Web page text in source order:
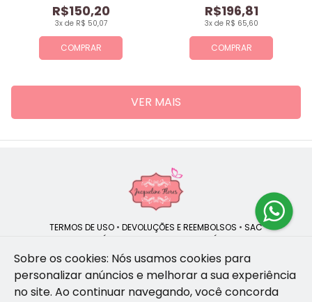
COMPRAR
3x de R$ 50,07
R$150,20
COMPRAR
3x de R$ 65,60
R$196,81
VER MAIS
TERMOS DE USO • DEVOLUÇÕES E REEMBOLSOS • SAC
POLÍTICA DE PRIVACIDADE POLÍTICA DE COOKIES
Jacqueline Flores | CNPJ: 47.335.418/0001-13
Sobre os cookies: Nós usamos cookies para
personalizar anúncios e melhorar a sua experiência
no site. Ao continuar navegando, você concorda